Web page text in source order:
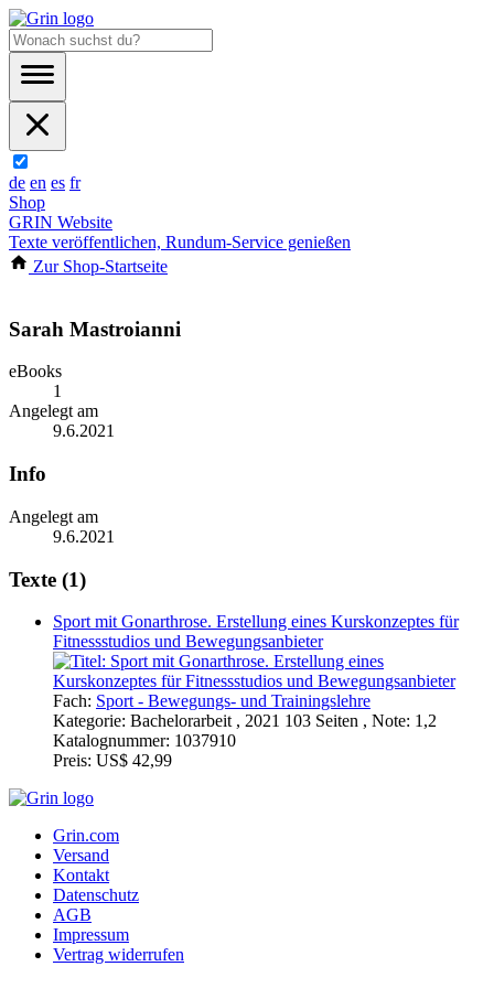
de en es fr
Shop
GRIN Website
Texte veröffentlichen, Rundum-Service genießen
Zur Shop-Startseite
Sarah Mastroianni
eBooks
1
Angelegt am
9.6.2021
Info
Angelegt am
9.6.2021
Texte (1)
Sport mit Gonarthrose. Erstellung eines Kurskonzeptes für
Fitnessstudios und Bewegungsanbieter
Fach:Sport - Bewegungs- und Trainingslehre
Kategorie:Bachelorarbeit , 2021 103 Seiten , Note: 1,2
Katalognummer:1037910
Preis:US$ 42,99
Versand
Kontakt
Datenschutz
AGB
Impressum
Vertrag widerrufen